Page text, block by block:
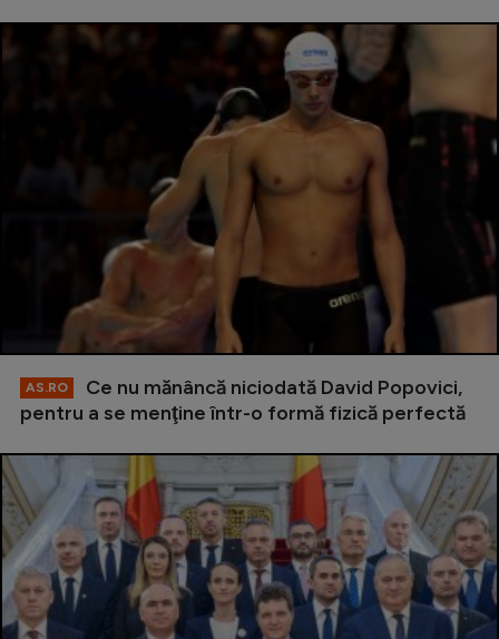
AS.RO
Ce nu mănâncă niciodată David Popovici,
pentru a se menţine într-o formă fizică perfectă